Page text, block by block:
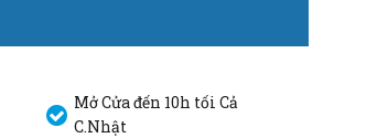
Mở Cửa đến 10h tối Cả
C.Nhật